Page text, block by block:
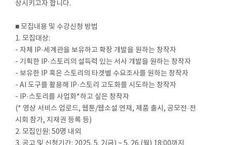
상시키고자 합니다.
■ 모집내용 및 수강신청 방법
1. 모집대상:
- 자체 IP·세계관을 보유하고 확장 개발을 원하는 창작자
- 기획한 IP·스토리의 설득력 있는 서사 개발을 원하는 창작자
- 보유한 IP 혹은 스토리의 타겟별 수요조사를 원하는 창작자
- AI 도구를 활용해 IP·스토리 고도화를 시도하는 창작자
- IP·스토리를 사업화*하고 싶은 창작자
(* 영상 서비스 업로드, 웹툰/웹소설 연재, 제품 출시, 공모전·전
시회 참가, 지재권 등록 등)
2. 모집인원: 50명 내외